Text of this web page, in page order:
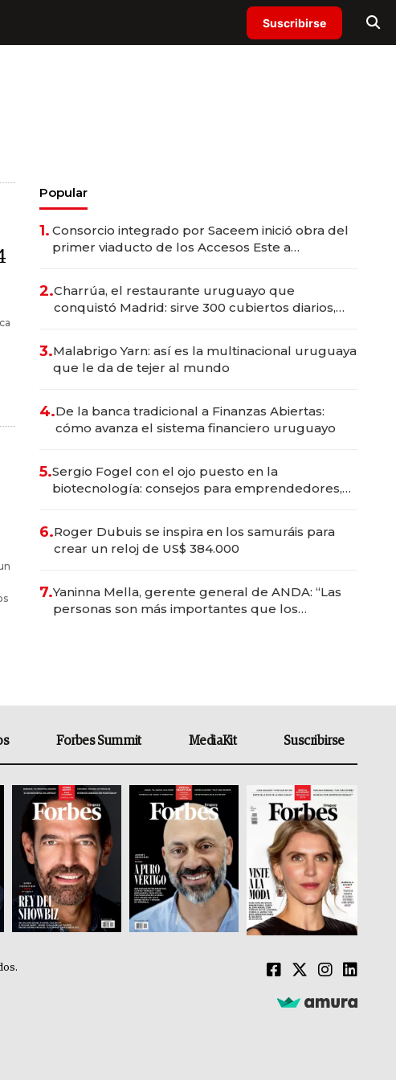
Suscribirse
Popular
1. Consorcio integrado por Saceem inició obra del
primer viaducto de los Accesos Este a
2.Charrúa, el restaurante uruguayo que
conquistó Madrid: sirve 300 cubiertos diarios,
3.Malabrigo Yarn: así es la multinacional uruguaya
que le da de tejer al mundo
4.De la banca tradicional a Finanzas Abiertas:
cómo avanza el sistema financiero uruguayo
5.Sergio Fogel con el ojo puesto en la
biotecnología: consejos para emprendedores,
6.Roger Dubuis se inspira en los samuráis para
crear un reloj de US$ 384.000
7.Yaninna Mella, gerente general de ANDA: “Las
personas son más importantes que los
Forbes Summit MediaKit Suscribirse